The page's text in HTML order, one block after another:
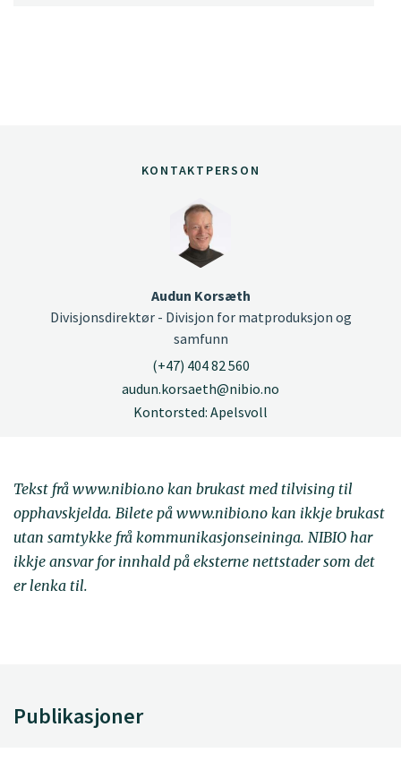
KONTAKTPERSON
Audun Korsæth
Divisjonsdirektør - Divisjon for matproduksjon og
samfunn
(+47) 404 82 560
audun.korsaeth@nibio.no
Kontorsted: Apelsvoll
Tekst frå www.nibio.no kan brukast med tilvising til
opphavskjelda. Bilete på www.nibio.no kan ikkje brukast
utan samtykke frå kommunikasjonseininga. NIBIO har
ikkje ansvar for innhald på eksterne nettstader som det
er lenka til.
Publikasjoner